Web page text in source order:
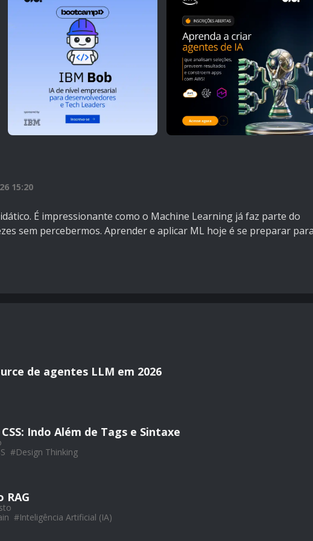
15:20
É impressionante como o Machine Learning já faz parte do
sem percebermos. Aprender e aplicar ML hoje é se preparar
de agentes LLM em 2026
Indo Além de Tags e Sintaxe
#Design Thinking
RAG
#Inteligência Artificial (IA)